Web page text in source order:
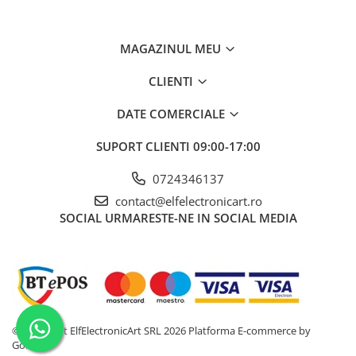
Interval de măsurare al tensiunii continue
Interval de tensiune de la fază la fază
pentru indicarea secvenței de fază
Precizia măsurării tensiunii AC
±(2% + 3 cifre)
Iluminare
Da
Tip aditional de masurare
Rezistența la
MAGAZINUL MEU
CLIENTI
DATE COMERCIALE
SUPORT CLIENTI 09:00-17:00
0724346137
contact@elfelectronicart.ro
SOCIAL URMARESTE-NE IN SOCIAL MEDIA
©Copyright ElfElectronicArt SRL 2026 Platforma E-commerce by
Gomag